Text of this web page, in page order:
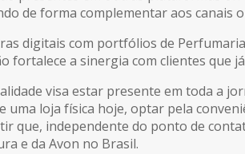
de forma complementar aos canais
digitais com portfólios de
fortalece a sinergia com clientes
visa estar presente em toda a
uma loja física hoje, optar pela
que, independente do ponto de
e da Avon no Brasil.